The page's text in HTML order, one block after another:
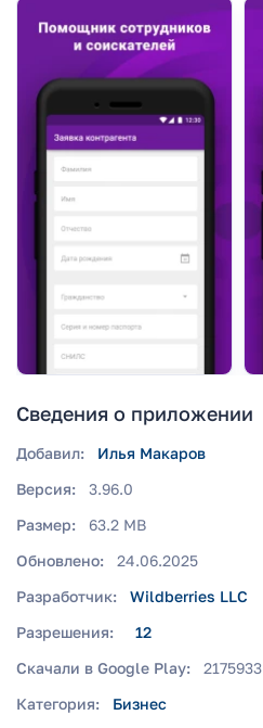
Сведения о приложении
Добавил:
Илья Макаров
Версия:
3.96.0
Размер:
63.2 MB
Обновлено:
24.06.2025
Разработчик:
Wildberries LLC
Разрешения:
12
Скачали в Google Play:
2175933
Категория:
Бизнес